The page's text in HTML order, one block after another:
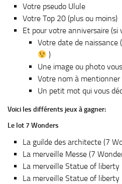
Votre pseudo Ulule
Votre Top 20 (plus ou moins)
Et pour votre anniversaire (si
Votre date de naissance
)
Une image ou photo
Votre nom à mentionner
Un petit mot qui vous
Voici les différents jeux à gagner:
Le lot 7 Wonders
La guilde des architecte (7
La merveille Messe (7
La merveille Statue of liberty
La merveille Statue of liberty